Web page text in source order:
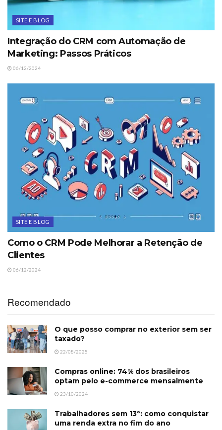
SITE E BLOG
Integração do CRM com Automação de
Marketing: Passos Práticos
06/12/2024
SITE E BLOG
Como o CRM Pode Melhorar a Retenção de
Clientes
06/12/2024
Recomendado
O que posso comprar no exterior sem ser
taxado?
22/08/2025
Compras online: 74% dos brasileiros
optam pelo e-commerce mensalmente
23/10/2024
Trabalhadores sem 13º: como conquistar
uma renda extra no fim do ano